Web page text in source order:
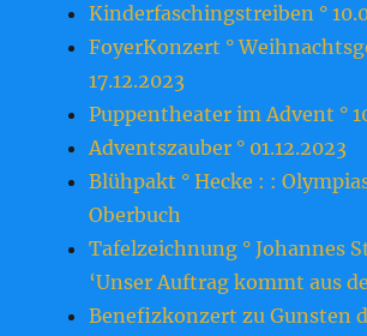
Kinderfaschingstreiben °
FoyerKonzert °
17.12.2023
Puppentheater im Advent °
Adventszauber ° 01.12.2023
Blühpakt ° Hecke : :
Oberbuch
Tafelzeichnung ° Johannes
‘Unser Auftrag kommt aus
Benefizkonzert zu Gunsten